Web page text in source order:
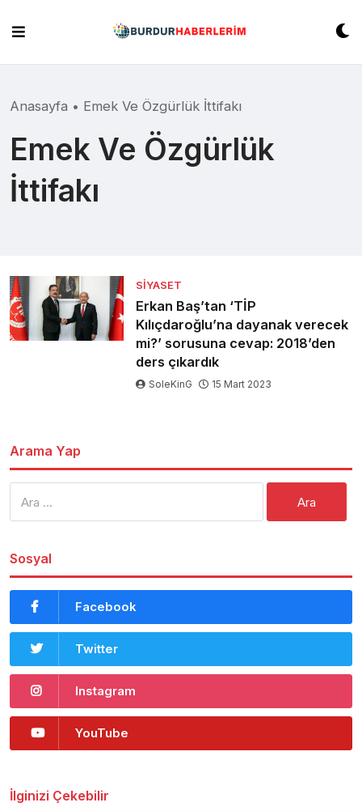
content
Anasayfa • Emek Ve Özgürlük İttifakı
Emek Ve Özgürlük
İttifakı
SIYASET
Erkan Baş’tan ‘TİP
Kılıçdaroğlu’na dayanak verecek
mi?’ sorusuna cevap: 2018’den
ders çıkardık
SoleKinG 15 Mart 2023
Arama Yap
Sosyal
Facebook
Twitter
Instagram
YouTube
İlginizi Çekebilir